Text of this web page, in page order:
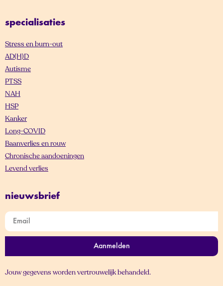
specialisaties
Stress en burn-out
AD(H)D
Autisme
PTSS
NAH
HSP
Kanker
Long-COVID
Baanverlies en rouw
Chronische aandoeningen
Levend verlies
nieuwsbrief
Aanmelden
Jouw gegevens worden vertrouwelijk behandeld.